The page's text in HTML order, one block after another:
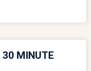
30 MINUTE